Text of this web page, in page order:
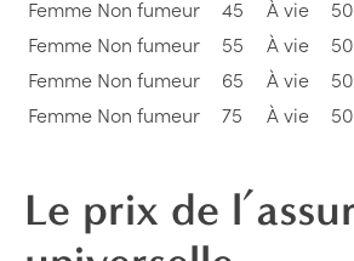
Femme Non fumeur 45 À vie
Femme Non fumeur 55 À vie
Femme Non fumeur 65 À vie
Femme Non fumeur 75 À vie
Le prix de